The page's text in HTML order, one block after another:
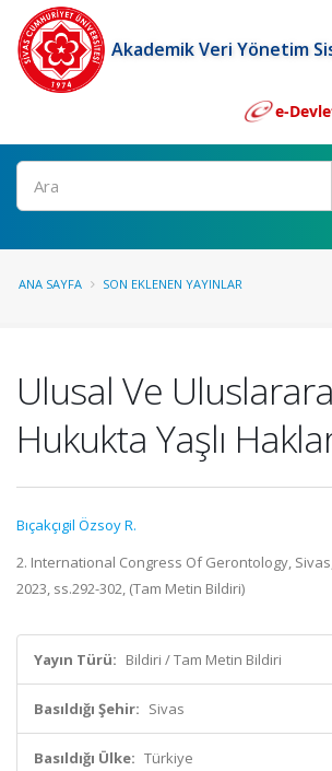
Akademik Veri Yönetim
e-
Ara
ANA SAYFA SON EKLENEN YAYINLAR
Ulusal Ve
Hukukta Yaşlı
Bıçakçıgil Özsoy R.
2. International Congress Of Gerontology,
2023, ss.292-302, (Tam Metin Bildiri)
Yayın Türü: Bildiri / Tam Metin Bildiri
Basıldığı Şehir: Sivas
Basıldığı Ülke: Türkiye